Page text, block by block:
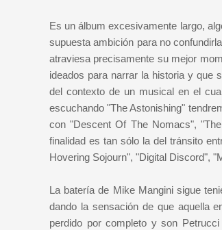
Es un álbum excesivamente largo,
supuesta ambición para no
atraviesa precisamente su mejor
ideados para narrar la historia y que
del contexto de un musical en el
escuchando "The Astonishing"
con "Descent Of The Nomacs",
finalidad es tan sólo la del tránsito
Hovering Sojourn", "Digital Discord",
La batería de Mike Mangini sigue
dando la sensación de que aquella
perdido por completo y son